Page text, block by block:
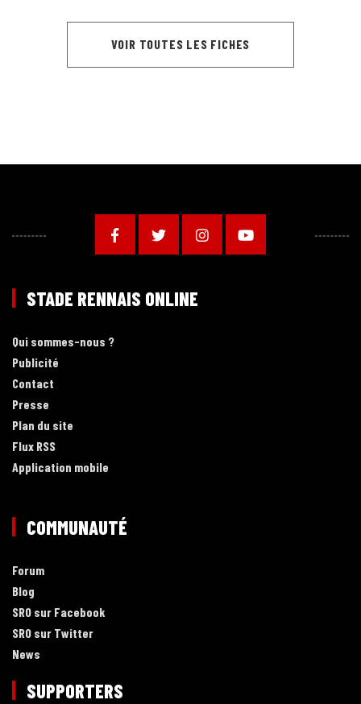
VOIR TOUTES LES FICHES
STADE RENNAIS ONLINE
Qui sommes-nous ?
Publicité
Contact
Presse
Plan du site
Flux RSS
Application mobile
COMMUNAUTÉ
Forum
Blog
SRO sur Facebook
SRO sur Twitter
News
SUPPORTERS